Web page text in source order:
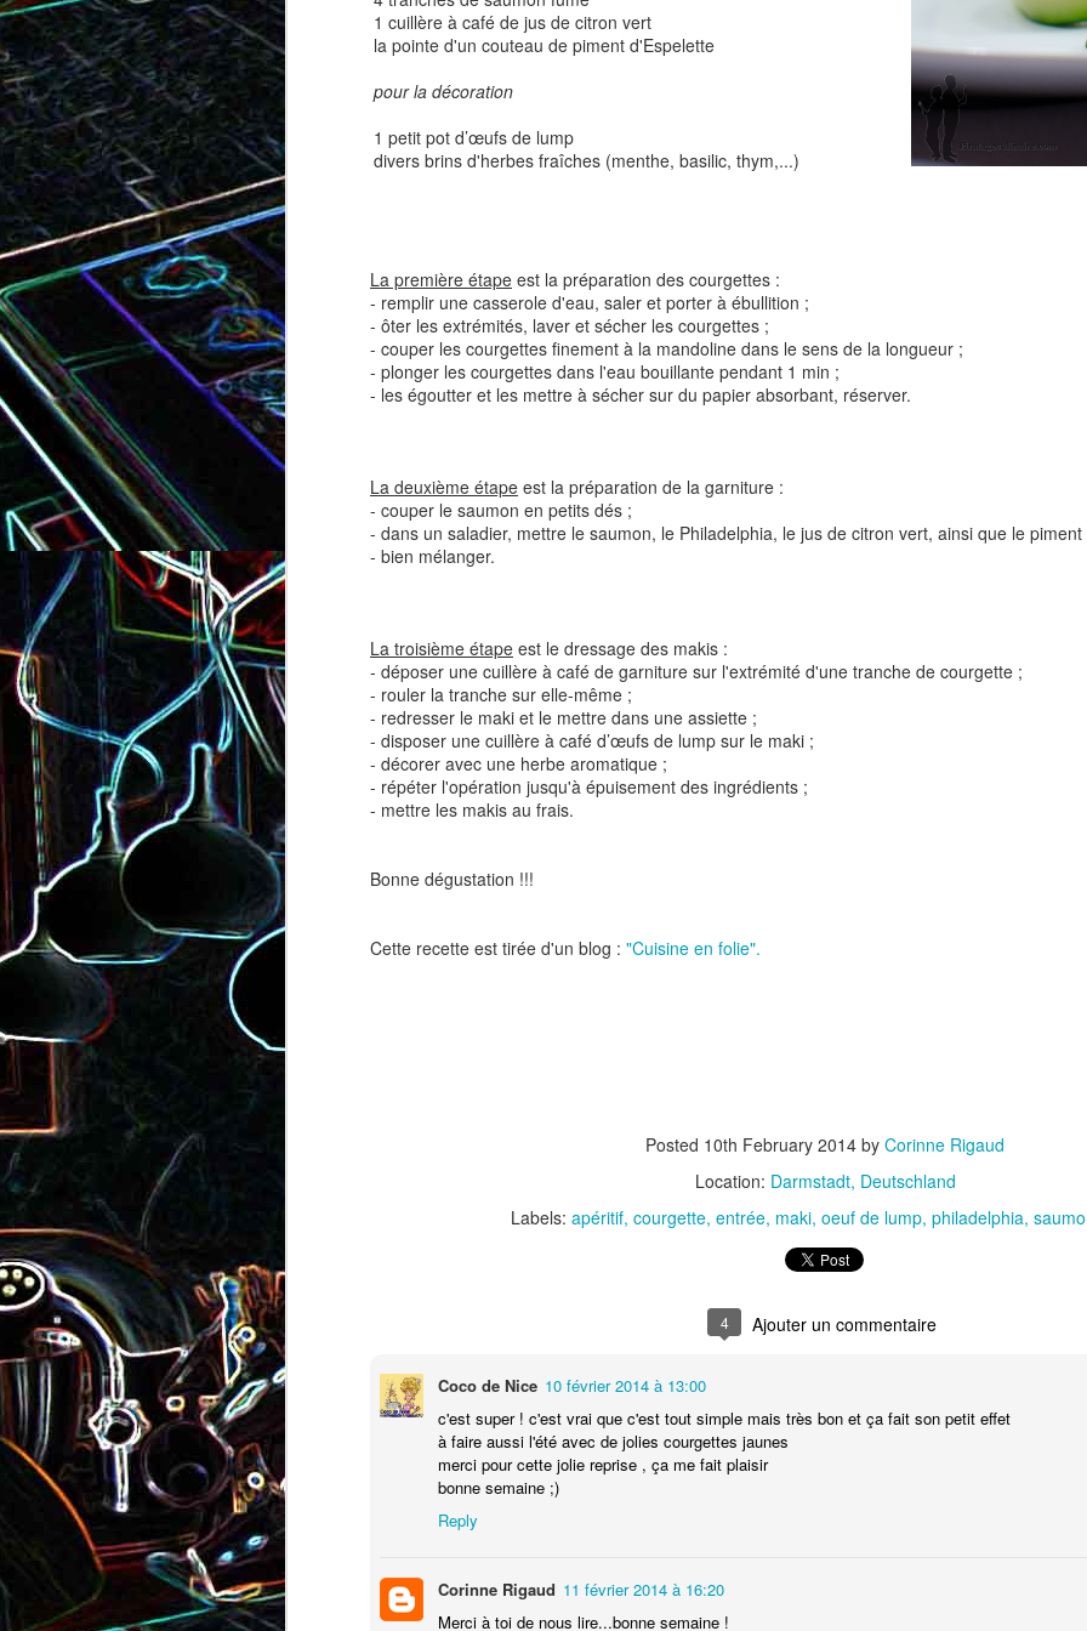
1 cuillère à café de jus de citron vert
la pointe d'un couteau de piment d'Espelette
pour la décoration
1 petit pot d’œufs de lump
divers brins d'herbes fraîches (menthe, basilic, thym,...)
La première étape est la préparation des courgettes :
- remplir une casserole d'eau, saler et porter à ébullition ;
- ôter les extrémités, laver et sécher les courgettes ;
- couper les courgettes finement à la mandoline dans le sens de la longueur ;
- plonger les courgettes dans l'eau bouillante pendant 1 min ;
- les égoutter et les mettre à sécher sur du papier absorbant, réserver.
La deuxième étape est la préparation de la garniture :
- couper le saumon en petits dés ;
- dans un saladier, mettre le saumon, le Philadelphia, le jus de citron vert, ainsi que le
- bien mélanger.
La troisième étape est le dressage des makis :
- déposer une cuillère à café de garniture sur l'extrémité d'une tranche de courgette ;
- rouler la tranche sur elle-même ;
- redresser le maki et le mettre dans une assiette ;
- disposer une cuillère à café d’œufs de lump sur le maki ;
- décorer avec une herbe aromatique ;
- répéter l'opération jusqu'à épuisement des ingrédients ;
- mettre les makis au frais.
Bonne dégustation !!!
Cette recette est tirée d'un blog : "Cuisine en folie".
Posted 10th February 2014 by Corinne Rigaud
Location: Darmstadt, Deutschland
Labels: apéritif courgette entrée maki oeuf de lump philadelphia
4
Coco de Nice 10 février 2014 à 13:00
c'est super ! c'est vrai que c'est tout simple mais très bon et ça fait son petit effet
à faire aussi l'été avec de jolies courgettes jaunes
merci pour cette jolie reprise , ça me fait plaisir
bonne semaine ;)
Reply
Corinne Rigaud 11 février 2014 à 16:20
Merci à toi de nous lire...bonne semaine !
Tatin de tomates cerises à la
tapenade
Pizza au speck et au Tarte à la rhubarbe
Brownie au chocolat recouvert
de marshmallows fondus
Salade de lentilles au céleri
branche et à la carotte
Salade de radis, à l’orange et
à la coriandre
2
Bolognaise de lentilles et de
légumes
Pizza au camembert, au sirop
d'érable et aux noix
Salade de vermicelles de riz,
aux crevettes et au
pamplemousse Minis brownies aux Oreo®
Pizza au jambon Serrano et
aux câpres Pancakes aux